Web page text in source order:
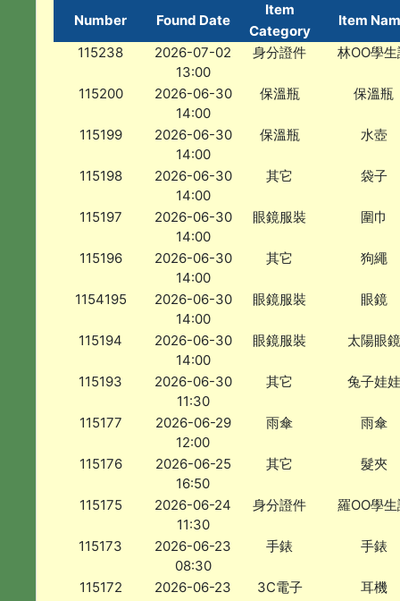
Number Found Date
Item
Category
Item
115238
2026-07-02
13:00
身分證件 林OO學生
115200
2026-06-30
14:00
保溫瓶 保溫瓶
115199
2026-06-30
14:00
保溫瓶 水壺
115198
2026-06-30
14:00
其它 袋子
115197
2026-06-30
14:00
眼鏡服裝 圍巾
115196
2026-06-30
14:00
其它 狗繩
1154195
2026-06-30
14:00
眼鏡服裝 眼鏡
115194
2026-06-30
14:00
眼鏡服裝 太陽眼鏡
115193
2026-06-30
11:30
其它 兔子娃娃
115177
2026-06-29
12:00
雨傘 雨傘
115176
2026-06-25
16:50
其它 髮夾
115175
2026-06-24
11:30
身分證件 羅OO學生
115173
2026-06-23
08:30
手錶 手錶
115172
2026-06-23
3C電子 耳機